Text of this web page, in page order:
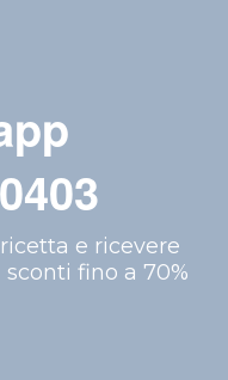
e ricevere
fino a 70%